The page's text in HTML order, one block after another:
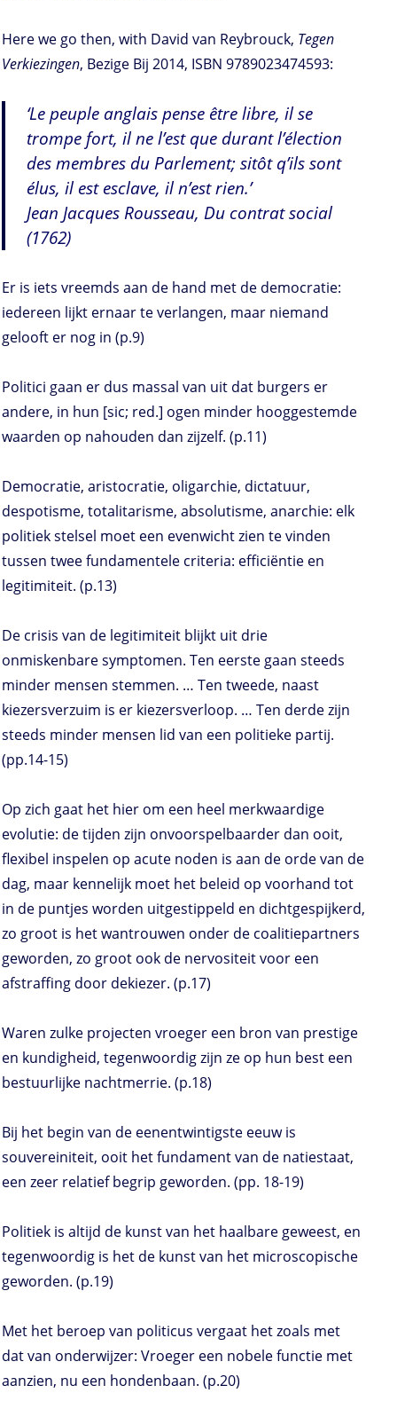
Here we go then, with David van Reybrouck, Tegen
Verkiezingen, Bezige Bij 2014, ISBN 9789023474593:
‘Le peuple anglais pense être libre, il se
trompe fort, il ne l’est que durant l’élection
des membres du Parlement; sitôt q’ils sont
élus, il est esclave, il n’est rien.’
Jean Jacques Rousseau, Du contrat social
(1762)
Er is iets vreemds aan de hand met de democratie:
iedereen lijkt ernaar te verlangen, maar niemand
gelooft er nog in (p.9)
Politici gaan er dus massal van uit dat burgers er
andere, in hun [sic; red.] ogen minder hooggestemde
waarden op nahouden dan zijzelf. (p.11)
Democratie, aristocratie, oligarchie, dictatuur,
despotisme, totalitarisme, absolutisme, anarchie: elk
politiek stelsel moet een evenwicht zien te vinden
tussen twee fundamentele criteria: efficiëntie en
legitimiteit. (p.13)
De crisis van de legitimiteit blijkt uit drie
onmiskenbare symptomen. Ten eerste gaan steeds
minder mensen stemmen. … Ten tweede, naast
kiezersverzuim is er kiezersverloop. … Ten derde zijn
steeds minder mensen lid van een politieke partij.
(pp.14-15)
Op zich gaat het hier om een heel merkwaardige
evolutie: de tijden zijn onvoorspelbaarder dan ooit,
flexibel inspelen op acute noden is aan de orde van de
dag, maar kennelijk moet het beleid op voorhand tot
in de puntjes worden uitgestippeld en dichtgespijkerd,
zo groot is het wantrouwen onder de coalitiepartners
geworden, zo groot ook de nervositeit voor een
afstraffing door dekiezer. (p.17)
Waren zulke projecten vroeger een bron van prestige
en kundigheid, tegenwoordig zijn ze op hun best een
bestuurlijke nachtmerrie. (p.18)
Bij het begin van de eenentwintigste eeuw is
souvereiniteit, ooit het fundament van de natiestaat,
een zeer relatief begrip geworden. (pp. 18-19)
Politiek is altijd de kunst van het haalbare geweest, en
tegenwoordig is het de kunst van het microscopische
geworden. (p.19)
Met het beroep van politicus vergaat het zoals met
dat van onderwijzer: Vroeger een nobele functie met
aanzien, nu een hondenbaan. (p.20)